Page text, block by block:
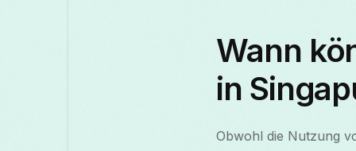
Wann
in
Obwohl die Nutzung